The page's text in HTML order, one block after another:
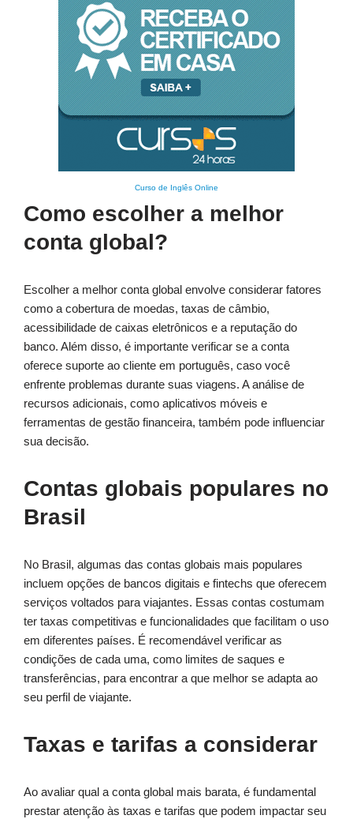
Curso de Inglês Online
Como escolher a melhor
conta global?
Escolher a melhor conta global envolve considerar fatores
como a cobertura de moedas, taxas de câmbio,
acessibilidade de caixas eletrônicos e a reputação do
banco. Além disso, é importante verificar se a conta
oferece suporte ao cliente em português, caso você
enfrente problemas durante suas viagens. A análise de
recursos adicionais, como aplicativos móveis e
ferramentas de gestão financeira, também pode influenciar
sua decisão.
Contas globais populares no
Brasil
No Brasil, algumas das contas globais mais populares
incluem opções de bancos digitais e fintechs que oferecem
serviços voltados para viajantes. Essas contas costumam
ter taxas competitivas e funcionalidades que facilitam o uso
em diferentes países. É recomendável verificar as
condições de cada uma, como limites de saques e
transferências, para encontrar a que melhor se adapta ao
seu perfil de viajante.
Taxas e tarifas a considerar
Ao avaliar qual a conta global mais barata, é fundamental
prestar atenção às taxas e tarifas que podem impactar seu